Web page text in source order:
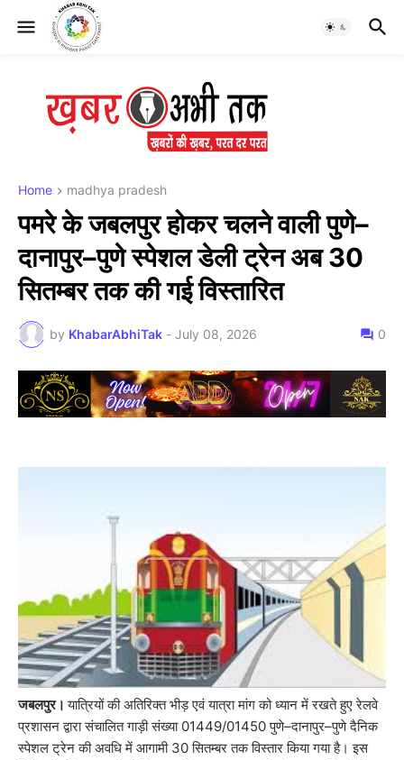
Home madhya pradesh
पमरे के जबलपुर होकर चलने वाली पुणे–
दानापुर–पुणे स्पेशल डेली ट्रेन अब 30
सितम्बर तक की गई विस्तारित
by KhabarAbhiTak - July 08, 2026 0
जबलपुर।यात्रियों की अतिरिक्त भीड़ एवं यात्रा मांग को ध्यान में रखते हुए रेलवे
प्रशासन द्वारा संचालित गाड़ी संख्या 01449/01450 पुणे–दानापुर–पुणे दैनिक
स्पेशल ट्रेन की अवधि में आगामी 30 सितम्बर तक विस्तार किया गया है। इस